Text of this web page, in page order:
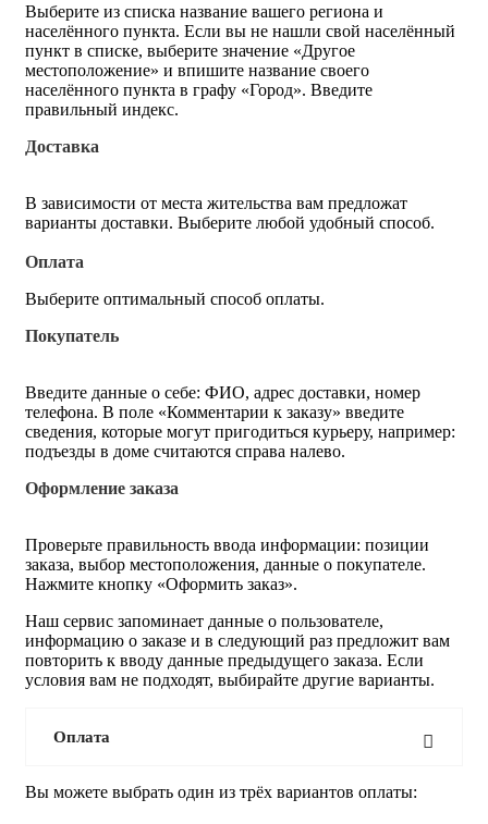
Выберите из списка название вашего региона и
населённого пункта. Если вы не нашли свой населённый
пункт в списке, выберите значение «Другое
местоположение» и впишите название своего
населённого пункта в графу «Город». Введите
правильный индекс.
Доставка
В зависимости от места жительства вам предложат
варианты доставки. Выберите любой удобный способ.
Оплата
Выберите оптимальный способ оплаты.
Покупатель
Введите данные о себе: ФИО, адрес доставки, номер
телефона. В поле «Комментарии к заказу» введите
сведения, которые могут пригодиться курьеру, например:
подъезды в доме считаются справа налево.
Оформление заказа
Проверьте правильность ввода информации: позиции
заказа, выбор местоположения, данные о покупателе.
Нажмите кнопку «Оформить заказ».
Наш сервис запоминает данные о пользователе,
информацию о заказе и в следующий раз предложит вам
повторить к вводу данные предыдущего заказа. Если
условия вам не подходят, выбирайте другие варианты.
Оплата
Вы можете выбрать один из трёх вариантов оплаты: